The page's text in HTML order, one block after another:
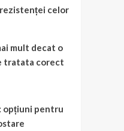
celor
mult decat o
tratata corect
opțiuni pentru